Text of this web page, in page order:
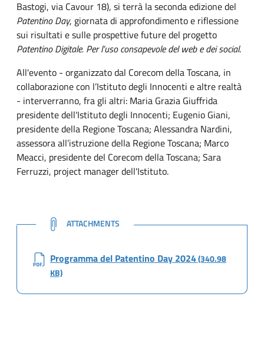
Bastogi, via Cavour 18), si terrà la seconda edizione del
Patentino Day, giornata di approfondimento e riflessione
sui risultati e sulle prospettive future del progetto
Patentino Digitale. Per l’uso consapevole del web e dei social.
All'evento - organizzato dal Corecom della Toscana, in
collaborazione con l’Istituto degli Innocenti e altre realtà
- interverranno, fra gli altri: Maria Grazia Giuffrida
presidente dell'Istituto degli Innocenti; Eugenio Giani,
presidente della Regione Toscana; Alessandra Nardini,
assessora all’istruzione della Regione Toscana; Marco
Meacci, presidente del Corecom della Toscana; Sara
Ferruzzi, project manager dell'Istituto.
NOTE
ATTACHMENTS
Programma del Patentino Day 2024(340.98
KB)